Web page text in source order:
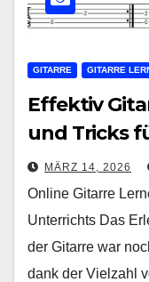
GITARRE GITARRE
Effektiv
und Tricks
MÄRZ 14, 2026
Online Gitarre
Unterrichts Das
der Gitarre war
dank der Vielzahl